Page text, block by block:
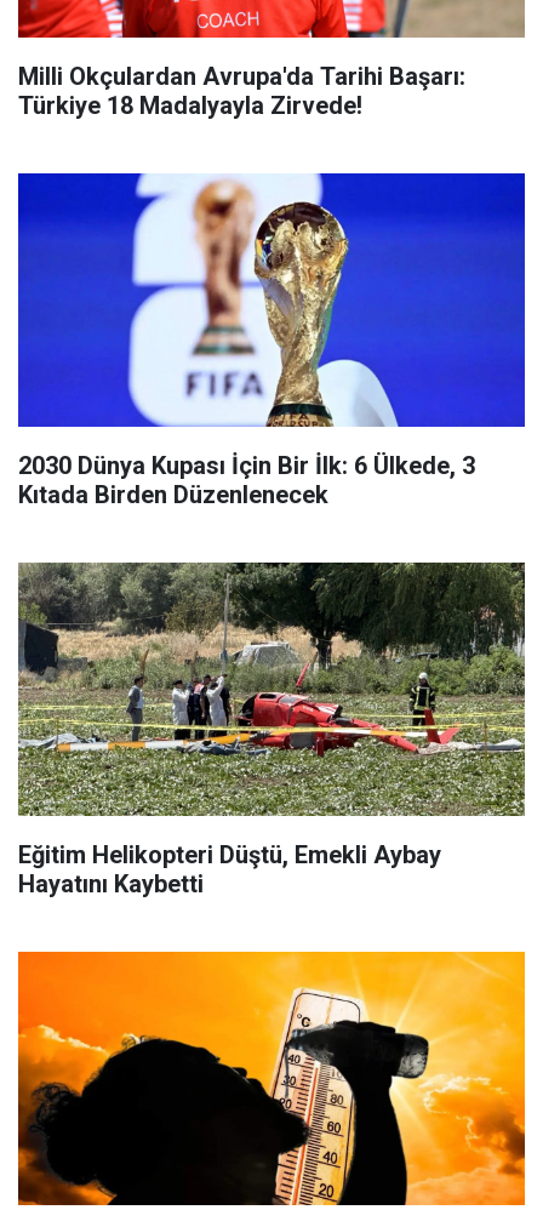
Milli Okçulardan Avrupa'da Tarihi Başarı:
Türkiye 18 Madalyayla Zirvede!
2030 Dünya Kupası İçin Bir İlk: 6 Ülkede, 3
Kıtada Birden Düzenlenecek
Eğitim Helikopteri Düştü, Emekli Aybay
Hayatını Kaybetti